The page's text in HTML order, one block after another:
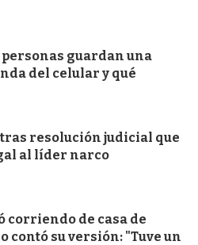
personas guardan una
del celular y qué
resolución judicial que
al líder narco
corriendo de casa de
su versión: "Tuve un